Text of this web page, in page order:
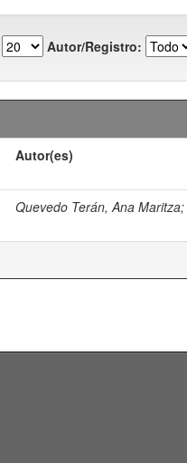
Autor/Registro:
Autor(es)
Quevedo Terán, Ana Maritza;